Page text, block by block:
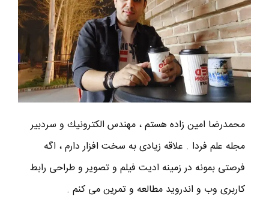
محمدرضا امين زاده هستم ، مهندس الكترونيك و سردبير
مجله علم فردا . علاقه زیادی به سخت افزار دارم ، اگه
فرصتی بمونه در زمینه ادیت فیلم و تصویر و طراحی رابط
کاربری وب و اندروید مطالعه و تمرین می کنم .